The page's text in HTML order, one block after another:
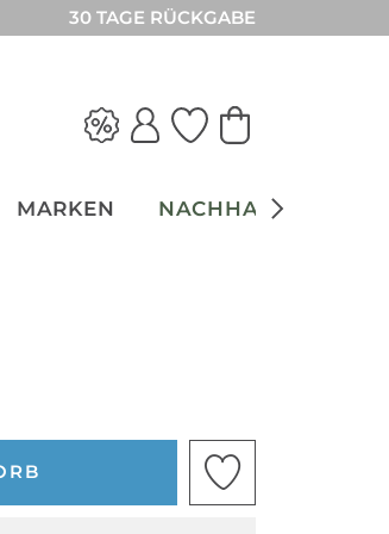
30 TAGE RÜCKGABE
MARKEN NACHHALTIGKEIT